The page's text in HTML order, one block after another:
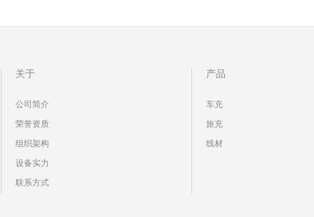
关于
公司简介
荣誉资质
组织架构
设备实力
联系方式
产品
车充
旅充
线材